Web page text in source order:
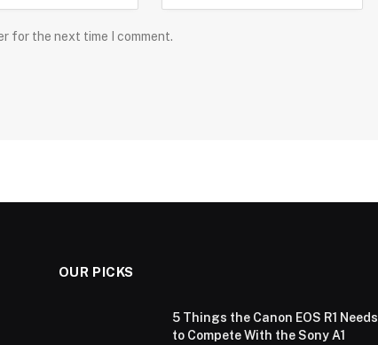
for the next time I comment.
OUR PICKS
5 Things the Canon EOS R1 Needs
to Compete With the Sony A1